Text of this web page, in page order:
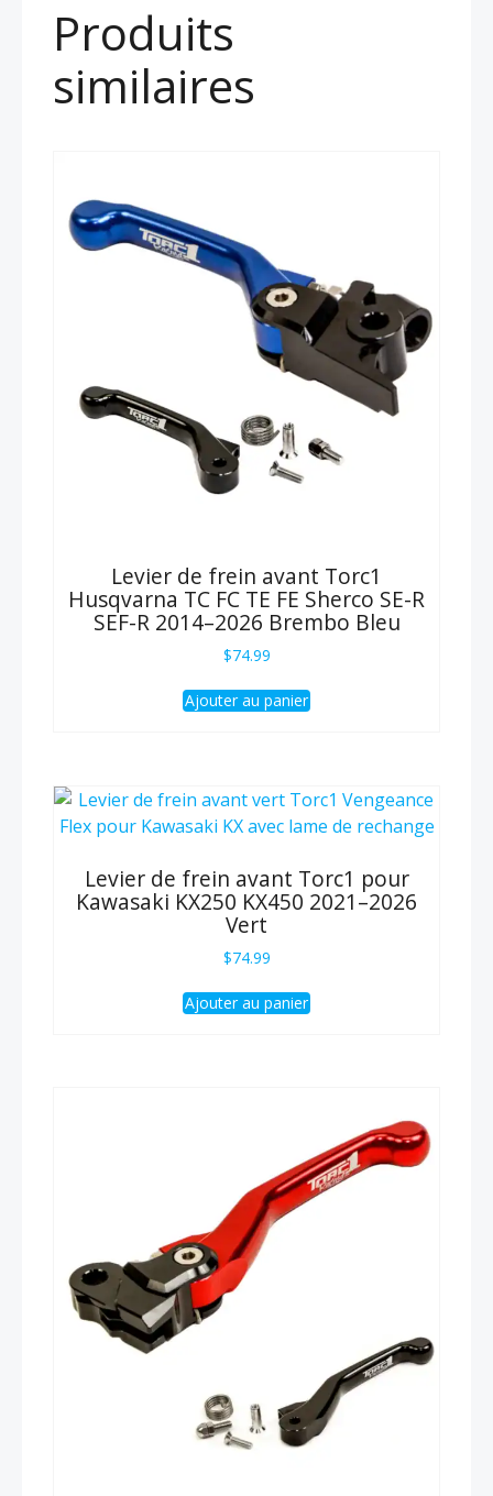
Produits
similaires
Levier de frein avant Torc1
Husqvarna TC FC TE FE Sherco SE-R
SEF-R 2014–2026 Brembo Bleu
$74.99
Ajouter au panier
Levier de frein avant Torc1 pour
Kawasaki KX250 KX450 2021–2026
Vert
$74.99
Ajouter au panier